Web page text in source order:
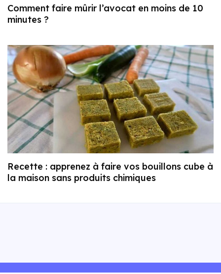
Comment faire mûrir l’avocat en moins de 10
minutes ?
Recette : apprenez à faire vos bouillons cube à
la maison sans produits chimiques